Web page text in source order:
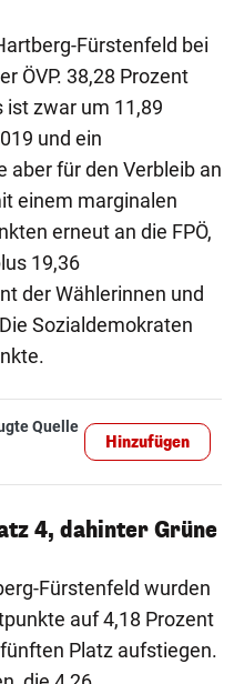
Fürstenfeld bei
ÖVP. 38,28 Prozent
ist zwar um 11,89
und ein
aber für den Verbleib an
einem marginalen
erneut an die FPÖ,
19,36
der Wählerinnen und
Sozialdemokraten
Quelle
Hinzufügen
4, dahinter Grüne
Fürstenfeld wurden
auf 4,18 Prozent
Platz aufstiegen.